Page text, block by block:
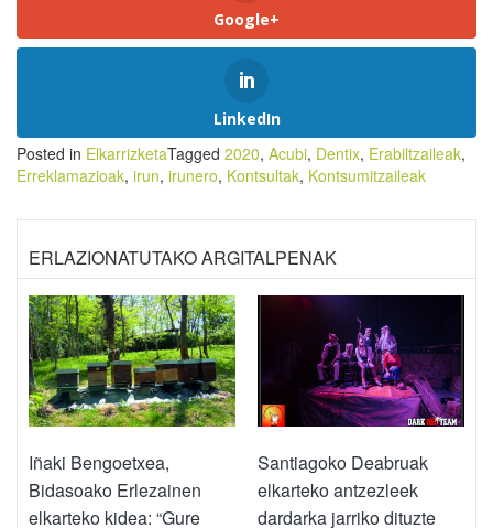
Google+
LinkedIn
Posted in ElkarrizketaTagged 2020, Acubi, Dentix, Erabiltzaileak,
Erreklamazioak, irun, irunero, Kontsultak, Kontsumitzaileak
ERLAZIONATUTAKO ARGITALPENAK
Iñaki Bengoetxea,
Bidasoako Erlezainen
elkarteko kidea: “Gure
Santiagoko Deabruak
elkarteko antzezleek
dardarka jarriko dituzte